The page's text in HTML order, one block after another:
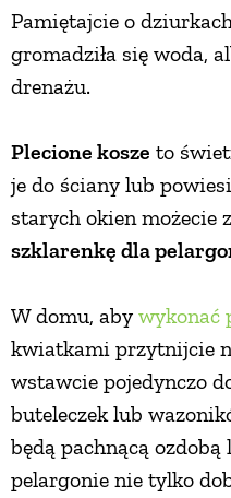
Pamiętajcie o
gromadziła się woda,
drenażu.
Plecione kosze to
je do ściany lub
starych okien możecie
szklarenkę dla
W domu, aby wykonać
kwiatkami przytnijcie
wstawcie pojedynczo
buteleczek lub
będą pachnącą ozdobą
pelargonie nie tylko